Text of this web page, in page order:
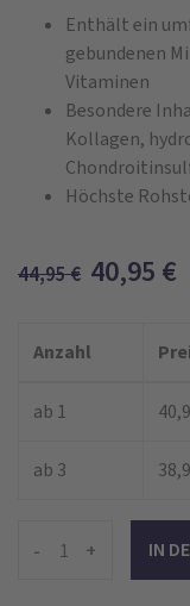
Enthält ein
gebundenen
Vitaminen
Besondere
Kollagen,
Höchste
44,95€ 40,95 €
Anzahl
ab 1
ab 3
- +